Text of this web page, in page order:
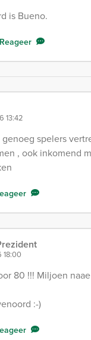
is Bueno.
Reageer
13:42
spelers
, ook inkomend
18:00
80 !!! Miljoen
:-)